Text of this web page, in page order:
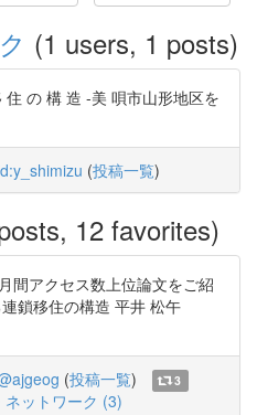
(1 users, 1 posts)
の 構 造 -美 唄市山形地区を
(投稿一覧)
12 favorites)
間アクセス数上位論文をご紹
鎖移住の構造 平井 松午
(投稿一覧)
3
ネットワーク (3)